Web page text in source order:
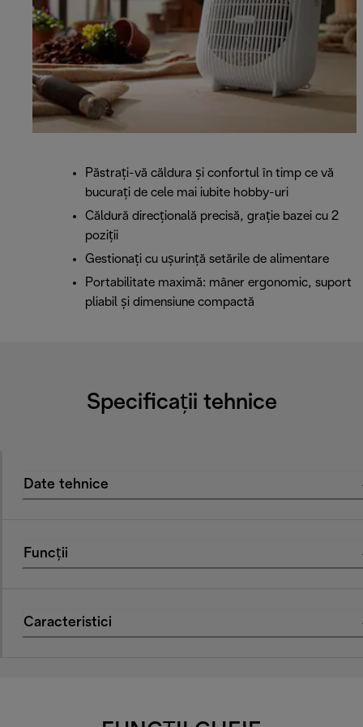
Păstrați-vă căldura și confortul în timp ce vă
bucurați de cele mai iubite hobby-uri
Căldură direcțională precisă, grație bazei cu 2
poziții
Gestionați cu ușurință setările de alimentare
Portabilitate maximă: mâner ergonomic, suport
pliabil și dimensiune compactă
Specificații tehnice
Date tehnice
Funcții
Caracteristici